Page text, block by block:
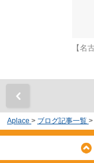
Aplace > ブログ記事一覧 >